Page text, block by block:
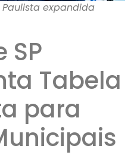
Paulista expandida
SP
Tabela
para